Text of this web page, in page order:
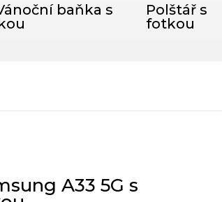
baňka s
Polštář s
fotkou
A33 5G s